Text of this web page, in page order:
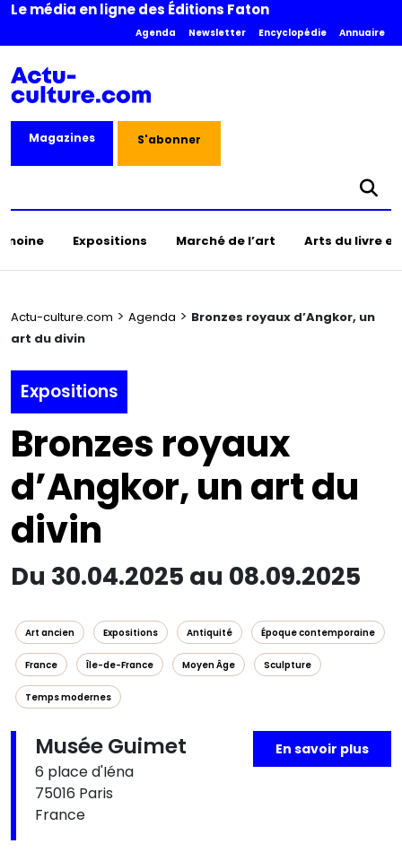
Le média en ligne des Éditions Faton
Agenda Newsletter Encyclopédie Annuaire
Magazines S'abonner
Expositions Marché de l’art Arts du livre
Actu-culture.com > Agenda > Bronzes royaux d’Angkor, un
art du divin
Expositions
Bronzes royaux
d’Angkor, un art du
divin
Du 30.04.2025 au 08.09.2025
Art ancien Expositions Antiquité Époque contemporaine
France Île-de-France Moyen Âge Sculpture
Temps modernes
Musée Guimet
6 place d'Iéna
75016 Paris
France
En savoir plus